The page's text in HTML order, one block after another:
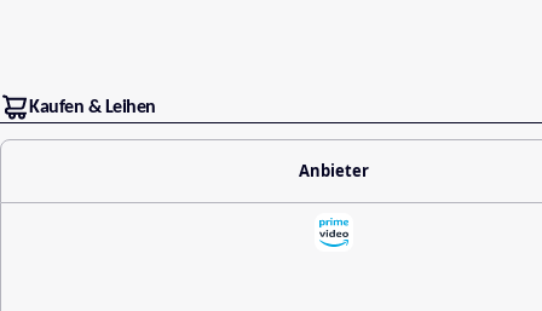
Kaufen & Leihen
Anbieter